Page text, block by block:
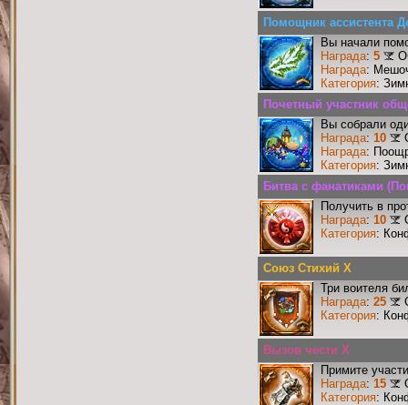
Помощник ассистента
Вы начали
Награда: 5
Награда:
Категория:
Почетный участник
Вы собрали
Награда: 10
Награда:
Категория:
Битва с фанатиками
Получить в
Награда: 10
Категория:
Союз Стихий X
Три воителя
Награда: 25
Категория:
Вызов чести X
Примите
Награда: 15
Категория: